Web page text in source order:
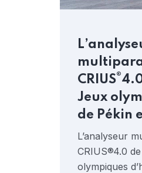
CRIUS®
Jeux
de Pékin
L’analyseur
CRIUS®4.0
olympiques